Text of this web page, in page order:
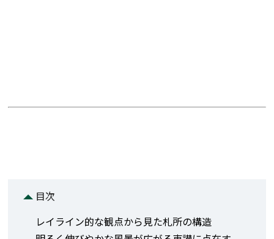
目次
レイライン的な観点から見た札所の構造